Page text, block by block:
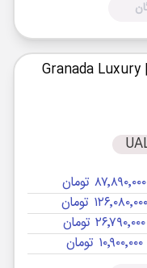
| Granada Luxury
۸۷٬۸۹۰٬۰۰۰ تومان
۱۲۶٬۰۸۰٬۰۰۰ تومان
۲۶٬۷۹۰٬۰۰۰ تومان
۱۰٬۹۰۰٬۰۰۰ تومان